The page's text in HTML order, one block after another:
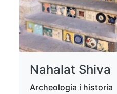
Nahalat Shiva
Archeologia i historia